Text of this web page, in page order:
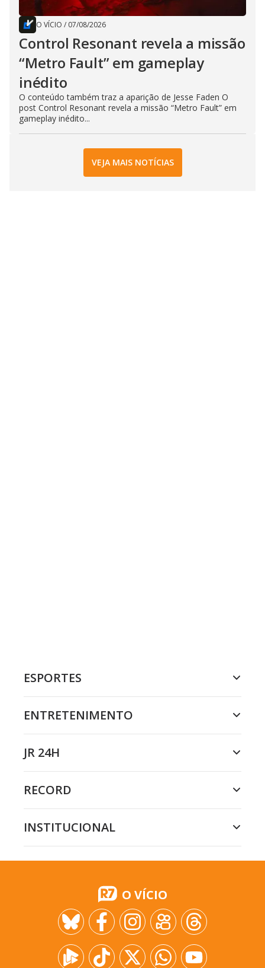
O VÍCIO / 07/08/2026
Control Resonant revela a missão
“Metro Fault” em gameplay
inédito
O conteúdo também traz a aparição de Jesse Faden O
post Control Resonant revela a missão “Metro Fault” em
gameplay inédito...
VEJA MAIS NOTÍCIAS
ESPORTES
ENTRETENIMENTO
JR 24H
RECORD
INSTITUCIONAL
O VÍCIO